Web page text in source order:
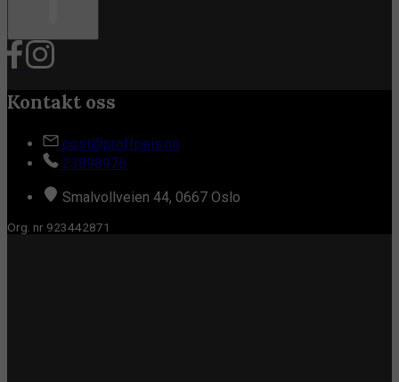
Kontakt oss
post@proffpeis.no
23898976
Smalvollveien 44, 0667 Oslo
Org. nr 923442871